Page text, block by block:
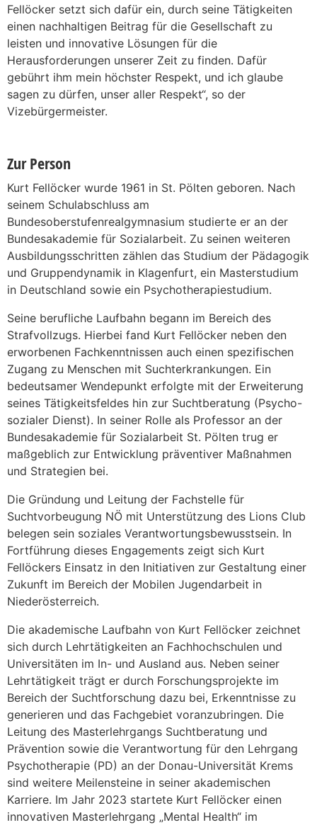
Fellöcker setzt sich dafür ein, durch seine Tätigkeiten
einen nachhaltigen Beitrag für die Gesellschaft zu
leisten und innovative Lösungen für die
Herausforderungen unserer Zeit zu finden. Dafür
gebührt ihm mein höchster Respekt, und ich glaube
sagen zu dürfen, unser aller Respekt“, so der
Vizebürgermeister.
Zur Person
Kurt Fellöcker wurde 1961 in St. Pölten geboren. Nach
seinem Schulabschluss am
Bundesoberstufenrealgymnasium studierte er an der
Bundesakademie für Sozialarbeit. Zu seinen weiteren
Ausbildungsschritten zählen das Studium der Pädagogik
und Gruppendynamik in Klagenfurt, ein Masterstudium
in Deutschland sowie ein Psychotherapiestudium.
Seine berufliche Laufbahn begann im Bereich des
Strafvollzugs. Hierbei fand Kurt Fellöcker neben den
erworbenen Fachkenntnissen auch einen spezifischen
Zugang zu Menschen mit Suchterkrankungen. Ein
bedeutsamer Wendepunkt erfolgte mit der Erweiterung
seines Tätigkeitsfeldes hin zur Suchtberatung (Psycho-
sozialer Dienst). In seiner Rolle als Professor an der
Bundesakademie für Sozialarbeit St. Pölten trug er
maßgeblich zur Entwicklung präventiver Maßnahmen
und Strategien bei.
Die Gründung und Leitung der Fachstelle für
Suchtvorbeugung NÖ mit Unterstützung des Lions Club
belegen sein soziales Verantwortungsbewusstsein. In
Fortführung dieses Engagements zeigt sich Kurt
Fellöckers Einsatz in den Initiativen zur Gestaltung einer
Zukunft im Bereich der Mobilen Jugendarbeit in
Niederösterreich.
Die akademische Laufbahn von Kurt Fellöcker zeichnet
sich durch Lehrtätigkeiten an Fachhochschulen und
Universitäten im In- und Ausland aus. Neben seiner
Lehrtätigkeit trägt er durch Forschungsprojekte im
Bereich der Suchtforschung dazu bei, Erkenntnisse zu
generieren und das Fachgebiet voranzubringen. Die
Leitung des Masterlehrgangs Suchtberatung und
Prävention sowie die Verantwortung für den Lehrgang
Psychotherapie (PD) an der Donau-Universität Krems
sind weitere Meilensteine in seiner akademischen
Karriere. Im Jahr 2023 startete Kurt Fellöcker einen
innovativen Masterlehrgang „Mental Health“ im